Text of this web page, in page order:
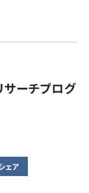
ーチプログ